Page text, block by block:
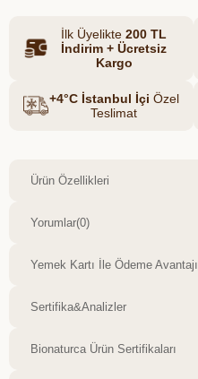
İlk Üyelikte 200 TL
İndirim + Ücretsiz
Kargo
+4°C İstanbul İçi Özel
Teslimat
Ürün Özellikleri
Yorumlar(0)
Yemek Kartı İle Ödeme Avantajı
Sertifika&Analizler
Bionaturca Ürün Sertifikaları